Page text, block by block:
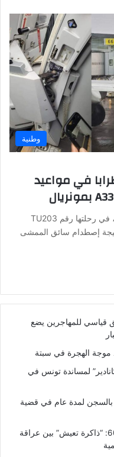
وطنية
في مواعيد
تعرضت طائرة الخطوط التونسية “A330″، في رحلتها رقم TU203
إصطدام سائق الممشى
قياسي للمهاجرين يضع
موجة الهجرة في سبتة
لمساندة تونس في
لمدة عام في قضية
مهرجان الحمامات الدولي في دورته الـ60: “ذاكرة تعيش” بين عراقة